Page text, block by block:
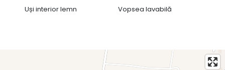
Uși interior lemn
Vopsea lavabilă